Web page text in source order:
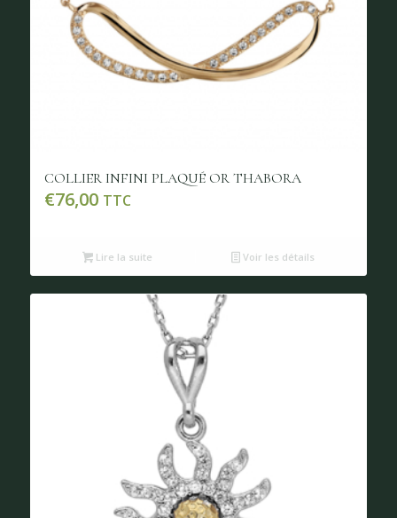
COLLIER INFINI PLAQUÉ OR THABORA
€76,00 TTC
Lire la suite Voir les détails